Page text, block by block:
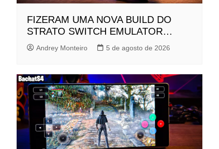
FIZERAM UMA NOVA BUILD DO
STRATO SWITCH EMULATOR…
Andrey Monteiro 5 de agosto de 2026